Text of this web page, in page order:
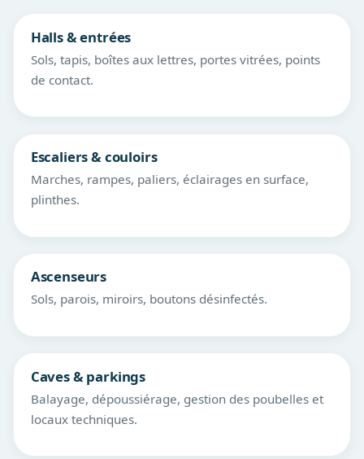
Halls & entrées
Sols, tapis, boîtes aux lettres, portes vitrées, points
de contact.
Escaliers & couloirs
Marches, rampes, paliers, éclairages en surface,
plinthes.
Ascenseurs
Sols, parois, miroirs, boutons désinfectés.
Caves & parkings
Balayage, dépoussiérage, gestion des poubelles et
locaux techniques.